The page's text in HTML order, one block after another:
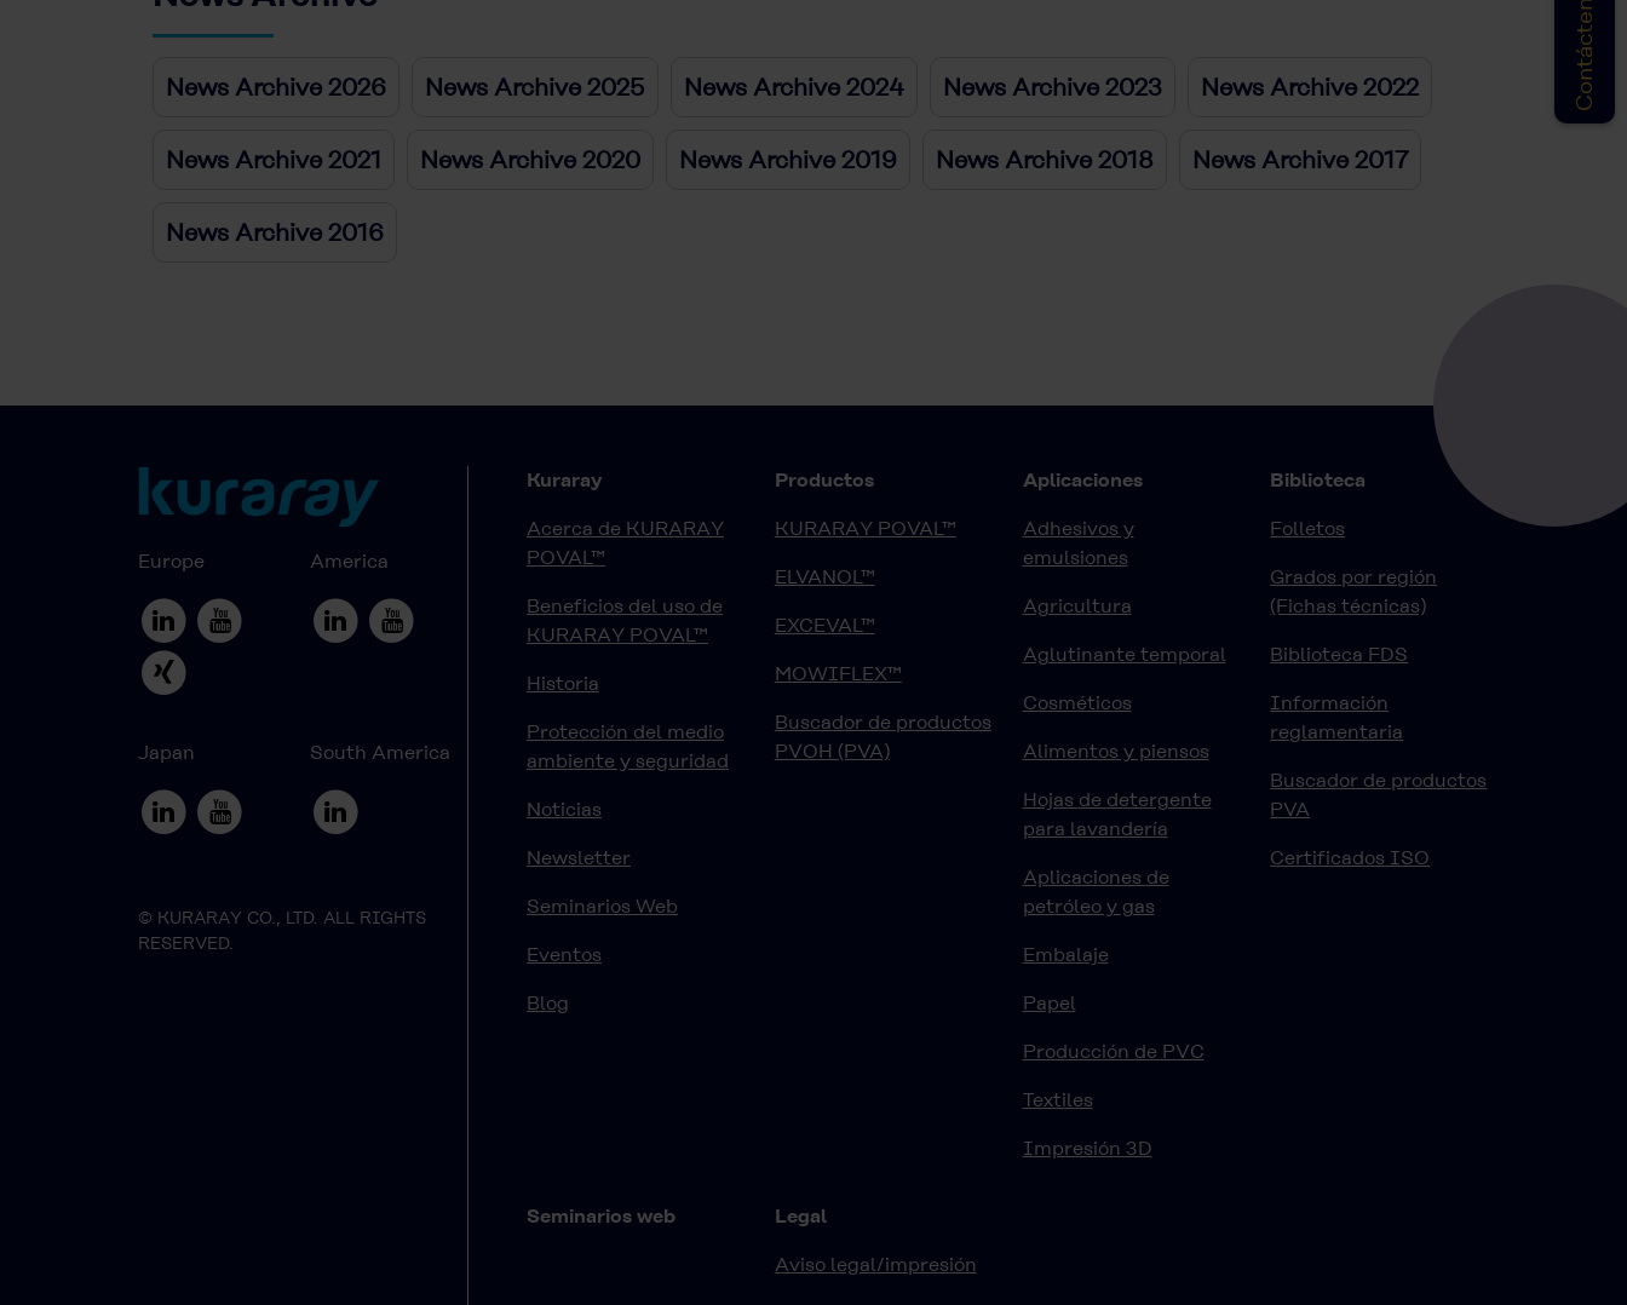
Contáctenos
News Archive 2026 News Archive 2025 News Archive 2024 News Archive 2023 News Archive 2022
News Archive 2021 News Archive 2020 News Archive 2019 News Archive 2018 News Archive 2017
News Archive 2016
Europe America
Japan South America
© KURARAY CO., LTD. ALL RIGHTS
RESERVED.
Kuraray
Acerca de KURARAY
POVAL™
Beneficios del uso de
KURARAY POVAL™
Historia
Protección del medio
ambiente y seguridad
Noticias
Newsletter
Seminarios Web
Eventos
Blog
Productos
KURARAY POVAL™
ELVANOL™
EXCEVAL™
MOWIFLEX™
Buscador de productos
PVOH (PVA)
Aplicaciones
Adhesivos y
emulsiones
Agricultura
Aglutinante temporal
Cosméticos
Alimentos y piensos
Hojas de detergente
para lavandería
Aplicaciones de
petróleo y gas
Embalaje
Papel
Producción de PVC
Textiles
Impresión 3D
Biblioteca
Folletos
Grados por región
(Fichas técnicas)
Biblioteca FDS
Información
reglamentaria
Buscador de productos
PVA
Certificados ISO
Seminarios web Legal
Aviso legal/impresión